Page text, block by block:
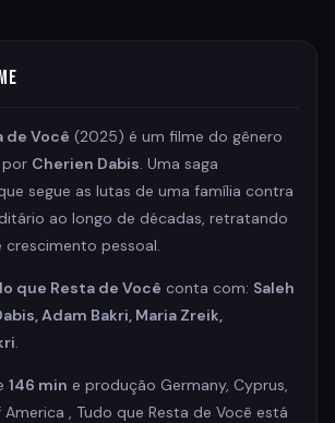
de Você (2025) é um filme do gênero
por Cherien Dabis. Uma saga
segue as lutas de uma família contra
ao longo de décadas, retratando
crescimento pessoal.
que Resta de Você conta com: Saleh
Adam Bakri, Maria Zreik,
.
146 min e produção Germany, Cyprus,
, Tudo que Resta de Você está